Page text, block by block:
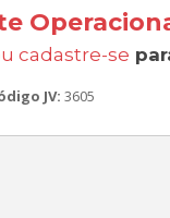
cadastre-se
JV: 3605